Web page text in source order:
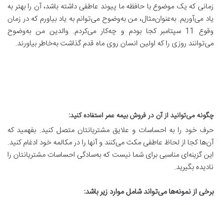
زمانی که یک موضوع با حافظه ما پیوند عاطفی داشته باشد، آن را بهتر به
یاد می‌آوریم. به‌عنوان‌مثال، من به‌وضوح می‌توانم به یاد بیاورم که در زمان
وقوع 11 سپتامبر کجا بودم و چه‌کار می‌کردم. والدین من به‌وضوح
می‌توانند روزی را که اولین انسان روی ماه قدم گذاشت به‌خاطر بیاورند.
چگونه میتوانید از آن در فروش بیمه عمر استفاده کنید:
حرف خود را به احساسات و علایق مشتریانتان متصل کنید. بفهمید که
آن‌ها کجا از لحاظ عاطفی مکث می‌کنند و آنها را در مکالمه خود ادغام کنید.
این گزینه‌ای مناسبی برای شما نیست که به‌سادگی احساسات مشتریانتان را
نادیده بگیرید.
برخی از نمونهها میتواند شامل موارد زیر باشد: